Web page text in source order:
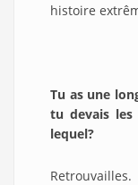
histoire
Tu as une
tu devais
lequel?
Retrouvailles.